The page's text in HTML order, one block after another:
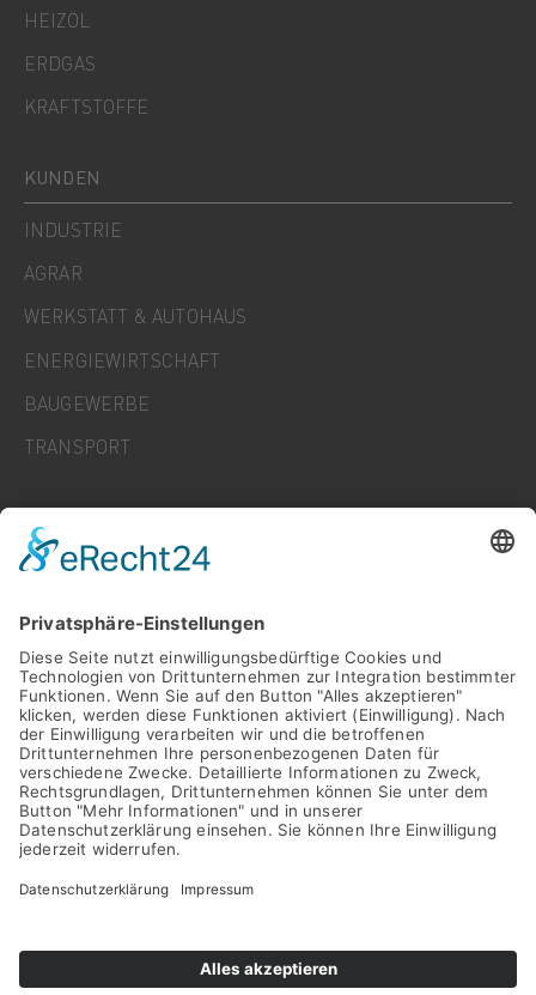
HEIZÖL
ERDGAS
KRAFTSTOFFE
KUNDEN
INDUSTRIE
AGRAR
WERKSTATT & AUTOHAUS
ENERGIEWIRTSCHAFT
BAUGEWERBE
TRANSPORT
KARRIERE
NEWS
FAQ
KONTAKT
KONTAKT
DATENSCHUTZ